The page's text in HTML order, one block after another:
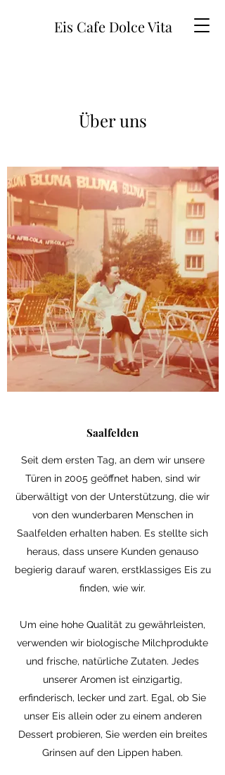
Eis Cafe Dolce Vita
Über uns
Saalfelden
Seit dem ersten Tag, an dem wir unsere
Türen in 2005 geöffnet haben, sind wir
überwältigt von der Unterstützung, die wir
von den wunderbaren Menschen in
Saalfelden erhalten haben. Es stellte sich
heraus, dass unsere Kunden genauso
begierig darauf waren, erstklassiges Eis zu
finden, wie wir.
Um eine hohe Qualität zu gewährleisten,
verwenden wir biologische Milchprodukte
und frische, natürliche Zutaten. Jedes
unserer Aromen ist einzigartig,
erfinderisch, lecker und zart. Egal, ob Sie
unser Eis allein oder zu einem anderen
Dessert probieren, Sie werden ein breites
Grinsen auf den Lippen haben.